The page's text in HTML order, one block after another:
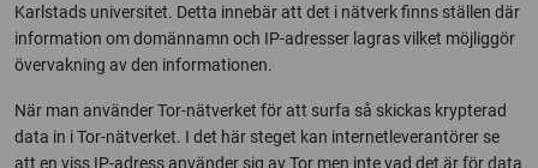
Karlstads universitet. Detta innebär att det i nätverk finns ställen där
information om domännamn och IP-adresser lagras vilket möjliggör
övervakning av den informationen.
När man använder Tor-nätverket för att surfa så skickas krypterad
data in i Tor-nätverket. I det här steget kan internetleverantörer se
att en viss IP-adress använder sig av Tor men inte vad det är för data